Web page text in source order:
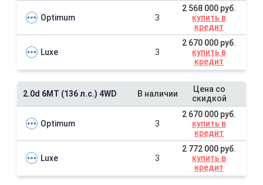
Optimum 3
2 568 000 руб.
купить в
кредит
Luxe 3
2 670 000 руб.
купить в
кредит
2.0d 6MT (136 л.с.) 4WD В наличии
Цена со
скидкой
Optimum 3
2 670 000 руб.
купить в
кредит
Luxe 3
2 772 000 руб.
купить в
кредит